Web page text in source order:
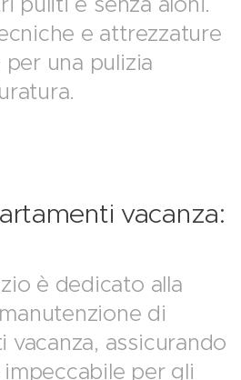
e attrezzature
una pulizia
vacanza:
è dedicato alla
di
vacanza, assicurando
per gli